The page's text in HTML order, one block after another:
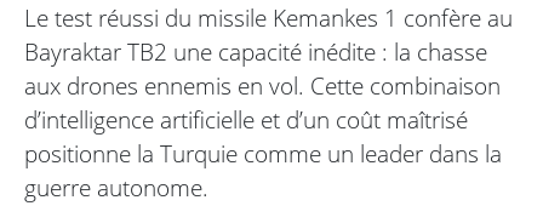
Le test réussi du missile Kemankes 1 confère au
Bayraktar TB2 une capacité inédite : la chasse
aux drones ennemis en vol. Cette combinaison
d’intelligence artificielle et d’un coût maîtrisé
positionne la Turquie comme un leader dans la
guerre autonome.